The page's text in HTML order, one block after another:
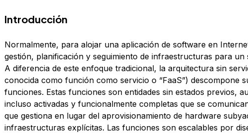
Introducción
Normalmente, para alojar una aplicación de software en
gestión, planificación y seguimiento de infraestructuras para un
A diferencia de este enfoque tradicional, la arquitectura sin
conocida como función como servicio o “FaaS”) descompone
funciones. Estas funciones son entidades sin estados previos,
incluso activadas y funcionalmente completas que se
que gestiona en lugar del aprovisionamiento de hardware
infraestructuras explícitas. Las funciones son escalables por